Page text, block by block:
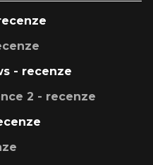
- recenze
2 - recenze